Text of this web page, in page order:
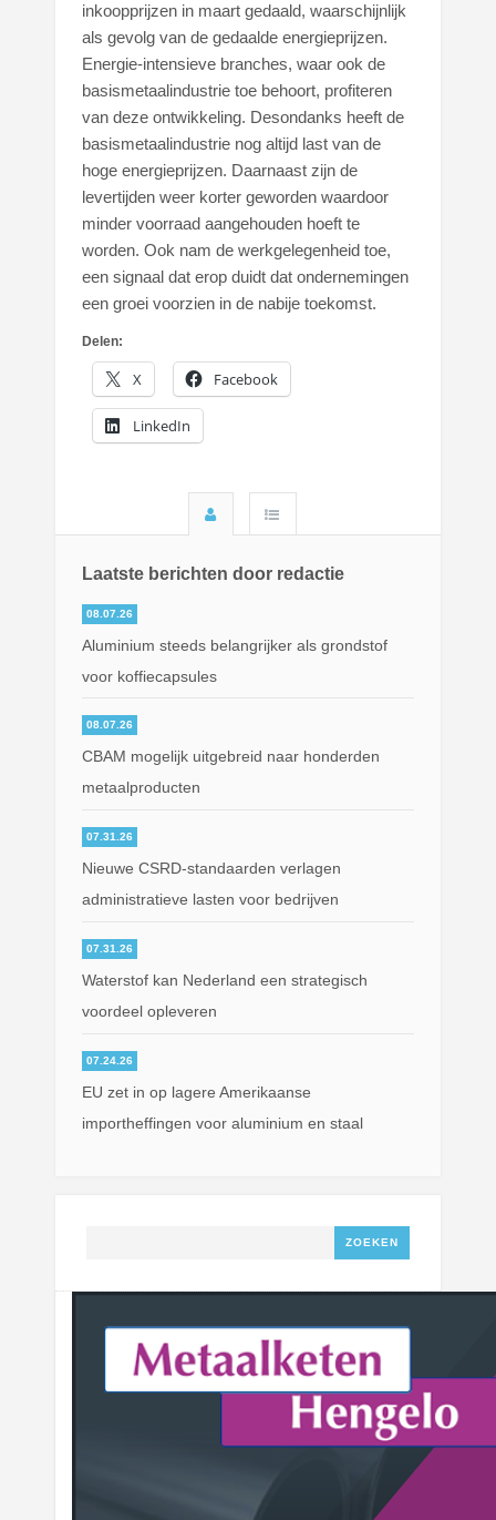
inkoopprijzen in maart gedaald, waarschijnlijk
als gevolg van de gedaalde energieprijzen.
Energie-intensieve branches, waar ook de
basismetaalindustrie toe behoort, profiteren
van deze ontwikkeling. Desondanks heeft de
basismetaalindustrie nog altijd last van de
hoge energieprijzen. Daarnaast zijn de
levertijden weer korter geworden waardoor
minder voorraad aangehouden hoeft te
worden. Ook nam de werkgelegenheid toe,
een signaal dat erop duidt dat ondernemingen
een groei voorzien in de nabije toekomst.
Delen:
X Facebook
LinkedIn
Laatste berichten door redactie
08.07.26
Aluminium steeds belangrijker als grondstof
voor koffiecapsules
08.07.26
CBAM mogelijk uitgebreid naar honderden
metaalproducten
07.31.26
Nieuwe CSRD-standaarden verlagen
administratieve lasten voor bedrijven
07.31.26
Waterstof kan Nederland een strategisch
voordeel opleveren
07.24.26
EU zet in op lagere Amerikaanse
importheffingen voor aluminium en staal